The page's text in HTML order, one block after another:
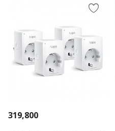
319,800